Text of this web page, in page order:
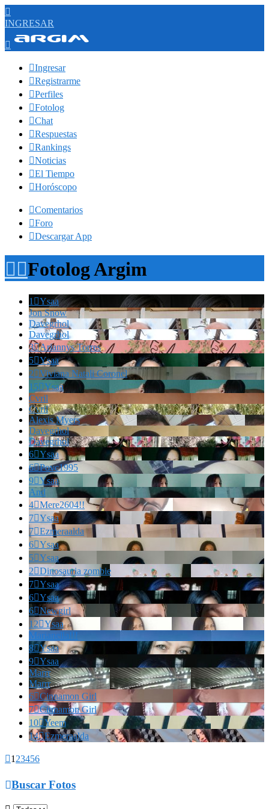

INGRESAR

Ingresar
Registrarme
Perfiles
Fotolog
Chat
Respuestas
Rankings
Noticias
El Tiempo
Horóscopo
Comentarios
Foro
Descargar App
Fotolog Argim
1 Ysaa
Jon Snow
Davegrhol
Davegrhol
3Ariannys Torres
5Ysaa
2Viviana Natali Coronel
15Ysaa
Cvril
Cvril
Alexis Myers
Davegrhol
Davegrhol
6Ysaa
6Povc1995
9Ysaa
And
4Mere2604!!
7Ysaa
7Ezmeraalda
6Ysaa
5Ysaa
2Dinosauria zombie
7Ysaa
6Ysaa
6Newgirl
12Ysaa
Marianella!!!
8Ysaa
9Ysaa
Marrr
Marrr
6Cinnamon Girl
7Cinnamon Girl
10Yeem
14Ezmeraalda
1 23456
Buscar Fotos